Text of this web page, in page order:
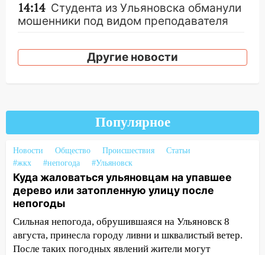
14:14 Студента из Ульяновска обманули
мошенники под видом преподавателя
упавшее дерево или затопленную улицу
после непогоды
строящегося дома
13:54 В мэрии Ульяновска рассказали,
как устраняют последствия мощного
шторма
13:49 Стихия продолжает крушить
Ульяновск: дерево рухнуло на дом на
Орджоникидзе
13:47 На Нижней Террасе мощным
ветром вырвало дерево с корнем
Другие новости
Популярное
Новости Общество Происшествия
Статьи
#жкх
#непогода #Ульяновск
Куда жаловаться ульяновцам на упавшее
дерево или затопленную улицу после
непогоды
Сильная непогода, обрушившаяся на Ульяновск 8
августа, принесла городу ливни и шквалистый ветер.
После таких погодных явлений жители могут